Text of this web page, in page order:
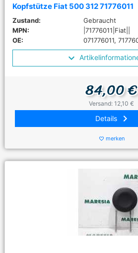
Kopfstütze Fiat 500 312 71776011
Zustand:
Gebraucht
MPN:
|71776011|Fiat||
OE:
071776011,
84,00 €
Versand: 12,10 €
Details keyboard_arrow_right
favorite_border merken